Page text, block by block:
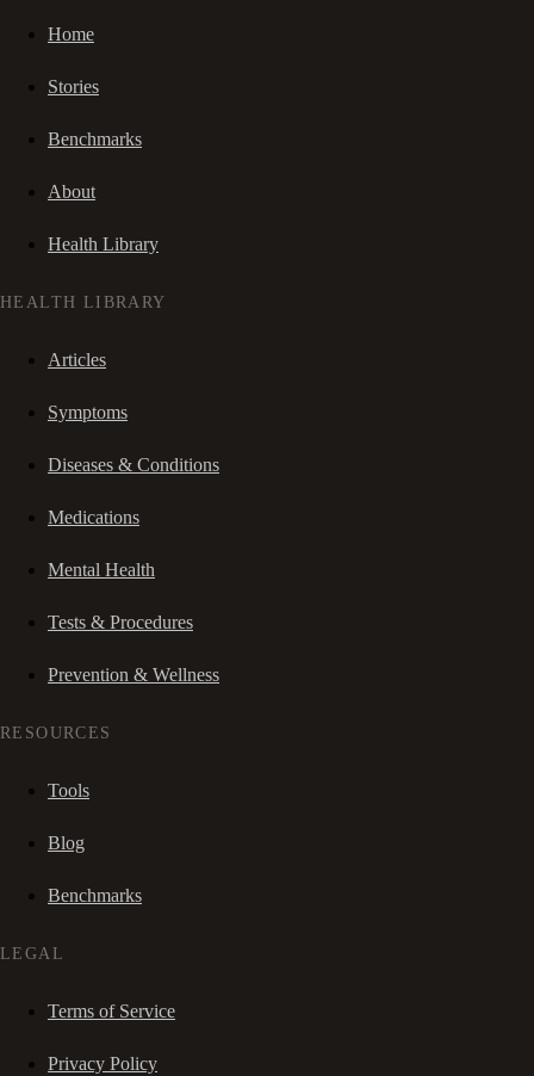
Home
Stories
Benchmarks
About
Health Library
HEALTH LIBRARY
Articles
Symptoms
Diseases & Conditions
Medications
Mental Health
Tests & Procedures
Prevention & Wellness
RESOURCES
Tools
Blog
Benchmarks
LEGAL
Terms of Service
Privacy Policy